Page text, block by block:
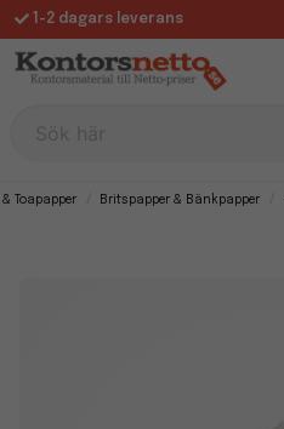
1-2 dagars leverans
Fri frakt över 995 kr
Toapapper Britspapper & Bänkpapper